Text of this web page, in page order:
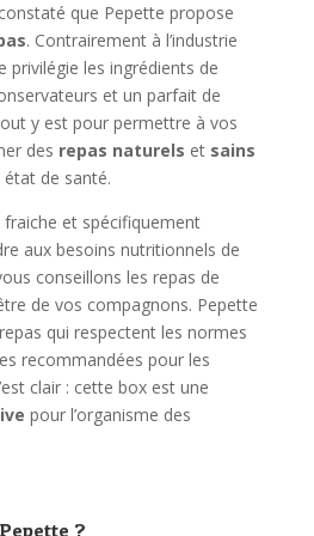
que Pepette propose
. Contrairement à l’industrie
privilégie les ingrédients de
et un parfait de
y est pour permettre à vos
des repas naturels et sains
de santé.
et spécifiquement
aux besoins nutritionnels de
conseillons les repas de
de vos compagnons. Pepette
qui respectent les normes
recommandées pour les
clair : cette box est une
pour l’organisme des
?